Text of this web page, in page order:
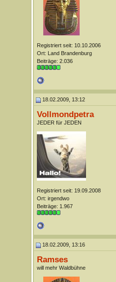
Registriert seit: 10.10.2006
Ort: Land Brandenburg
Beiträge: 2.036
18.02.2009, 13:12
Vollmondpetra
JEDER für JEDEN
Registriert seit: 19.09.2008
Ort: irgendwo
Beiträge: 1.967
18.02.2009, 13:16
Ramses
will mehr Waldbühne